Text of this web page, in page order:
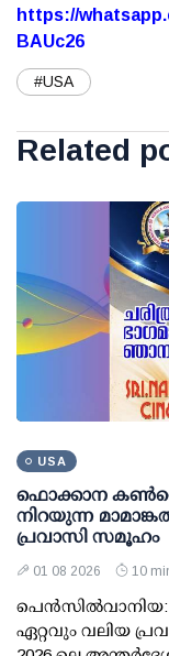
https://
BAUc26
#USA
Related
USA
ഫൊക്കാന
നിറയുന്ന
പ്രവാസി സമൂഹം
01 08 2026 10
പെന്‍സില്‍വാനിയ:
ഏറ്റവും വലിയ